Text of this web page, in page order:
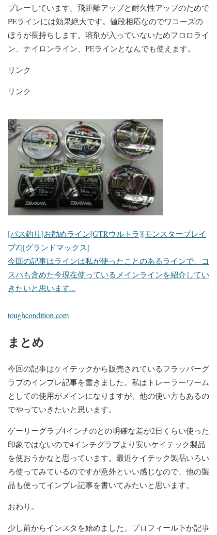
プレーしています。飛距離アップと耐久性アップのためで
PEラインには効果絶大です。値段相応なのでワコーズの
ほうが長持ちします。溶剤が入っていないためフロロライ
ン、ナイロンライン、PEラインとなんでも使えます。
リンク
リンク
[バス釣り]お勧めライン[GTRウルトラ][モンスターブレイ
ブZ][グランドマックス]
今回の記事はラインは私が使ったことのあるラインで、コ
スパも含めた今現在使っているメインラインを紹介してい
きたいと思います...
toughcondition.com
まとめ
今回の記事はケイテックから販売されているフラッパーグ
ラブのインプレ記事を書きました。私はトレーラーワーム
としての使用がメインになりますが、他の使い方もあるの
でやっていきたいと思います。
ゲーリーグラブ4インチのとの明確な差が2日くらい使った
印象ではないので4インチグラブより安いケイテック製品
を使おうかなと思っています。最近ケイテック製品いろい
ろ使ってみているのですが意外といい感じなので、他の製
品も使ってインプレ記事を書いてみたいと思います。
おわり。
少し前からインスタを始めました。プロフィール下か記事